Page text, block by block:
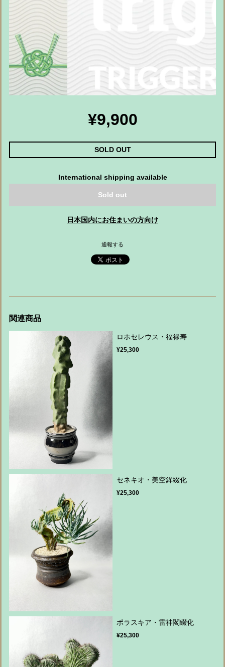
¥9,900
SOLD OUT
International shipping available
Sold out
日本国内にお住まいの方向け
通報する
関連商品
ロホセレウス・福禄寿
¥25,300
セネキオ・美空鉾綴化
¥25,300
ポラスキア・雷神閣綴化
¥25,300